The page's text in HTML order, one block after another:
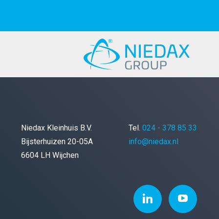
Niedax Kleinhuis B.V.
Bijsterhuizen 20-05A
6604 LH Wijchen
Tel. 024 - 378 85 33
info@niedax.nl